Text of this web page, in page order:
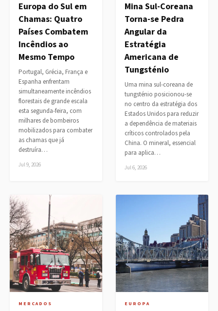
Europa do Sul em
Chamas: Quatro
Países Combatem
Incêndios ao
Mesmo Tempo
Portugal, Grécia, França e
Espanha enfrentam
simultaneamente incêndios
florestais de grande escala
esta segunda-feira, com
milhares de bombeiros
mobilizados para combater
as chamas que já
destruíra…
Jul 9, 2026
Mina Sul-Coreana
Torna-se Pedra
Angular da
Estratégia
Americana de
Tungsténio
Uma mina sul-coreana de
tungsténio posicionou-se
no centro da estratégia dos
Estados Unidos para reduzir
a dependência de materiais
críticos controlados pela
China. O mineral, essencial
para aplica…
Jul 6, 2026
MERCADOS EUROPA